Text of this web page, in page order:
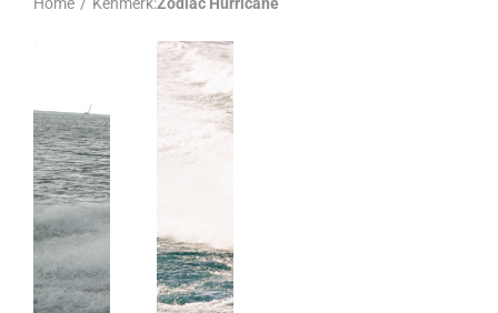
Home / Kenmerk:Zodiac Hurricane